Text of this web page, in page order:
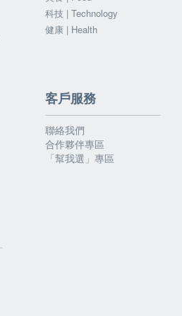
科技 | Technology
健康 | Health
客戶服務
聯絡我們
合作夥伴專區
「幫我選」專區